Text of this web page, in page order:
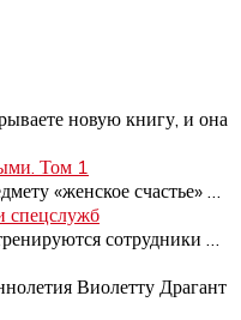
новую книгу, и она
Том 1
«женское счастье»
спецслужб
сотрудники
Виолетту Драгант